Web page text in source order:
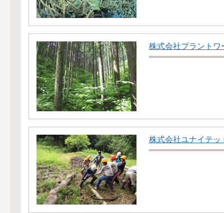
株式会社プラントワ
株式会社ユナイテッ